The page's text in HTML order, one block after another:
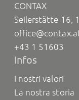
CONTAX
Seilerstätte 16,
+43 1 51603
Infos
I nostri valori
La nostra storia